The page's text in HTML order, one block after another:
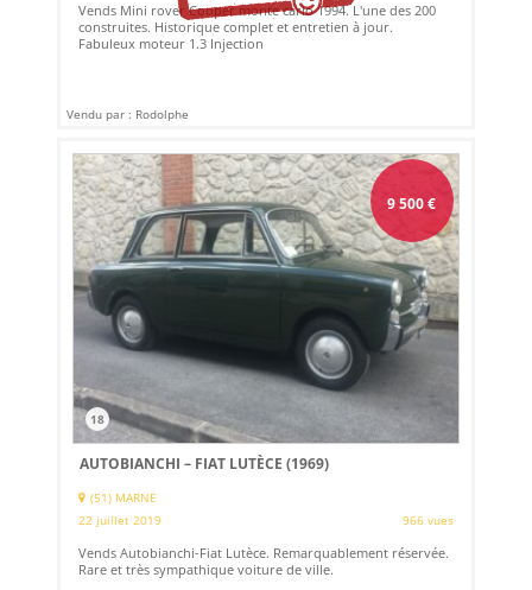
Vends Mini rover Cooper monte carlo 1994. L'une des 200
construites. Historique complet et entretien à jour.
Fabuleux moteur 1.3 Injection
Vendu par : Rodolphe
9 500€
18
AUTOBIANCHI – FIAT LUTÈCE (1969)
(51) MARNE
22 juillet 2019
966 vues
Vends Autobianchi-Fiat Lutèce. Remarquablement réservée.
Rare et très sympathique voiture de ville.